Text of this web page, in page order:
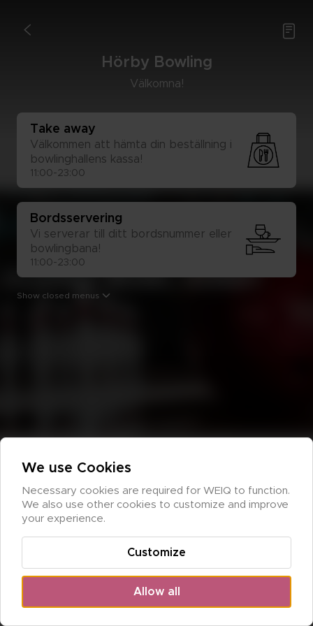
< 
Hör­by Bow­ling
Väl­kom­na!
Take away
Väl­kom­men att häm­ta din be­ställ­ning i
bow­ling­hal­lens kas­sa!
11:00-23:00
Bords­ser­ve­ring
Vi ser­ve­rar till ditt bords­num­mer el­ler
bow­ling­ba­na!
11:00-23:00
Show closed menus 
We use Cookies
Necessary cookies are required for WEIQ to function.
We also use other cookies to customize and improve
your experience.
Allow all
Customize